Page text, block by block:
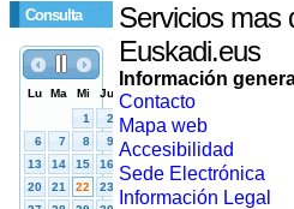
Consulta
Servicios mas
Euskadi.eus
Información
Contacto
Mapa web
Accesibilidad
Sede Electrónica
Información Legal